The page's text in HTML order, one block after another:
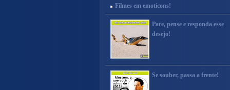
Filmes em emoticons!
Pare, pense e responda esse
desejo!
Se souber, passa a frente!